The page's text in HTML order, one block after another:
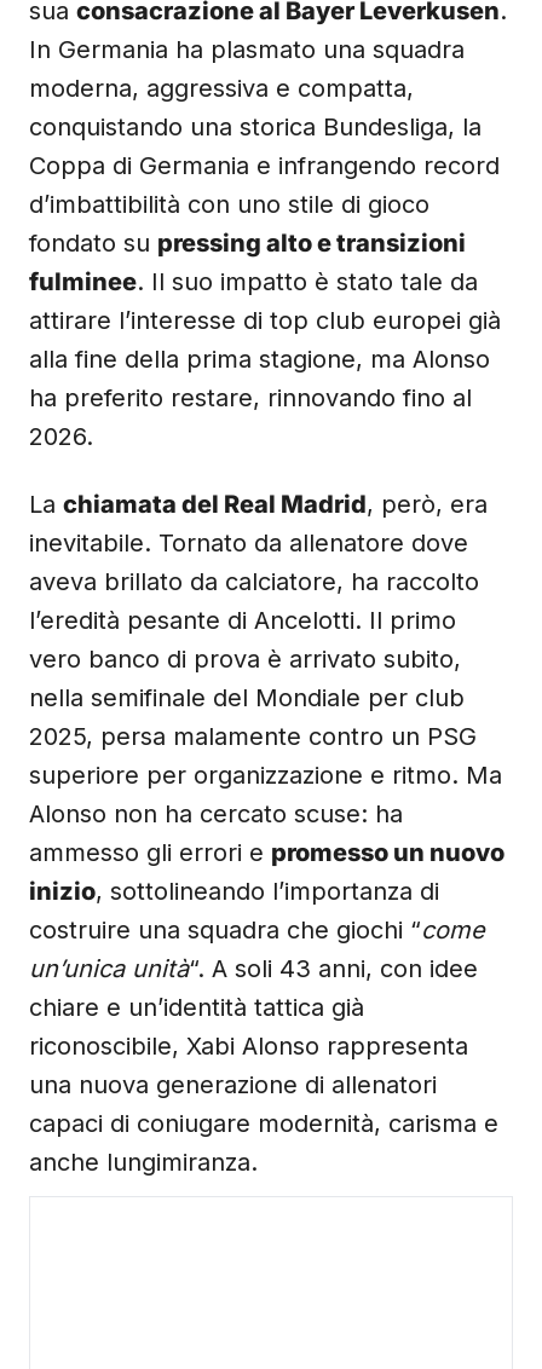
sua consacrazione al Bayer Leverkusen.
In Germania ha plasmato una squadra
moderna, aggressiva e compatta,
conquistando una storica Bundesliga, la
Coppa di Germania e infrangendo record
d’imbattibilità con uno stile di gioco
fondato su pressing alto e transizioni
fulminee. Il suo impatto è stato tale da
attirare l’interesse di top club europei già
alla fine della prima stagione, ma Alonso
ha preferito restare, rinnovando fino al
2026.
La chiamata del Real Madrid, però, era
inevitabile. Tornato da allenatore dove
aveva brillato da calciatore, ha raccolto
l’eredità pesante di Ancelotti. Il primo
vero banco di prova è arrivato subito,
nella semifinale del Mondiale per club
2025, persa malamente contro un PSG
superiore per organizzazione e ritmo. Ma
Alonso non ha cercato scuse: ha
ammesso gli errori e promesso un nuovo
inizio, sottolineando l’importanza di
costruire una squadra che giochi “come
un’unica unità“. A soli 43 anni, con idee
chiare e un’identità tattica già
riconoscibile, Xabi Alonso rappresenta
una nuova generazione di allenatori
capaci di coniugare modernità, carisma e
anche lungimiranza.